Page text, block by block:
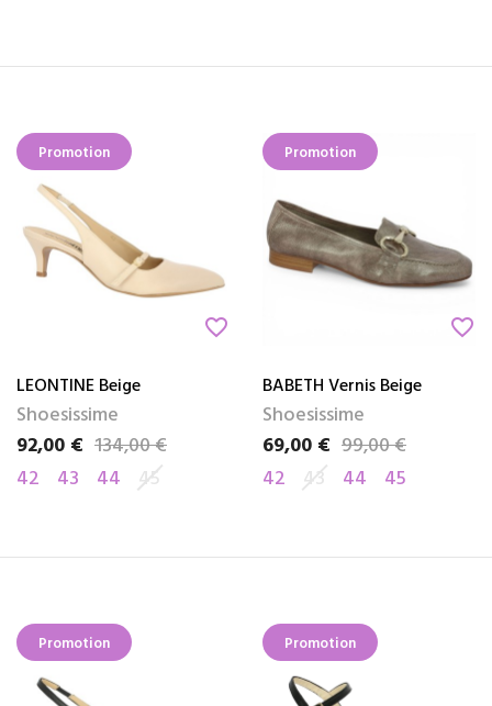
Promotion
favorite_border
LEONTINE Beige
Shoesissime
Prix
92,00 €
Prix de base134,00 €
42
43 44 45
Promotion
favorite_border
BABETH Vernis Beige
Shoesissime
Prix
69,00 €
Prix de base99,00 €
42 43 44 45
Promotion Promotion